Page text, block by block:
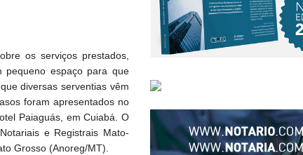
os serviços prestados,
pequeno espaço para que
diversas serventias vêm
foram apresentados no
Paiaguás, em Cuiabá. O
e Registrais Mato-
Grosso (Anoreg/MT).